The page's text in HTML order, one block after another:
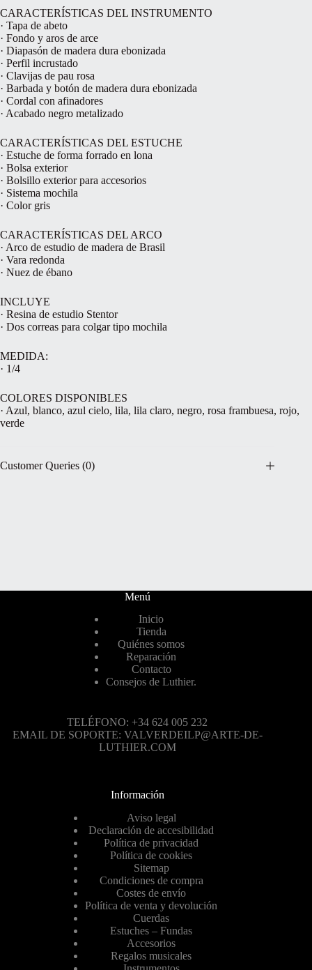
CARACTERÍSTICAS DEL INSTRUMENTO
· Tapa de abeto
· Fondo y aros de arce
· Diapasón de madera dura ebonizada
· Perfil incrustado
· Clavijas de pau rosa
· Barbada y botón de madera dura ebonizada
· Cordal con afinadores
· Acabado negro metalizado
CARACTERÍSTICAS DEL ESTUCHE
· Estuche de forma forrado en lona
· Bolsa exterior
· Bolsillo exterior para accesorios
· Sistema mochila
· Color gris
CARACTERÍSTICAS DEL ARCO
· Arco de estudio de madera de Brasil
· Vara redonda
· Nuez de ébano
INCLUYE
· Resina de estudio Stentor
· Dos correas para colgar tipo mochila
MEDIDA:
· 1/4
COLORES DISPONIBLES
· Azul, blanco, azul cielo, lila, lila claro, negro, rosa frambuesa, rojo,
verde
Customer Queries (0)
Menú
Inicio
Tienda
Quiénes somos
Reparación
Contacto
Consejos de Luthier.
TELÉFONO: +34 624 005 232
EMAIL DE SOPORTE: VALVERDEILP@ARTE-DE-
LUTHIER.COM
Información
Aviso legal
Declaración de accesibilidad
Política de privacidad
Política de cookies
Sitemap
Condiciones de compra
Costes de envío
Política de venta y devolución
Cuerdas
Estuches – Fundas
Accesorios
Regalos musicales